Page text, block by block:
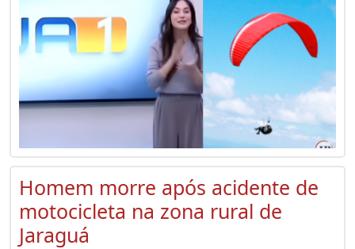
Homem morre após acidente de
motocicleta na zona rural de
Jaraguá